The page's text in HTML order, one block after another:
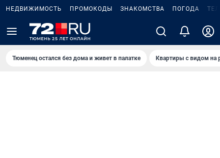
НЕДВИЖИМОСТЬ ПРОМОКОДЫ ЗНАКОМСТВА ПОГОДА
Тюменец остался без дома и живет в палатке Квартиры с видом на